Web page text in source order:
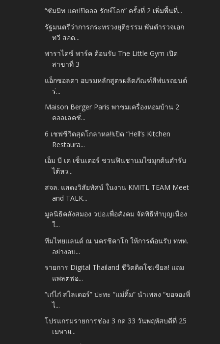
“ซัมมิท แคปปิตอล รักษ์โลก” ครั้งที่ 2 เพิ่มพื้นที่...
รัฐมนตรีว่าการกระทรวงยุติธรรม พันตํารวจเอก
ทวี สอด...
พาราไดซ์ พาร์ค ต้อนรับ The Little Gym เปิด
สาขาที่ 3
แอ็กซอลตา อบรมหลักสูตรผลิตภัณฑ์สีพ่นรถยนต์
ร่...
Maison Berger Paris พาชมเครื่องหอมบ้าน 2
คอลเลคชั่...
6 เชฟชีวิตสุดโกลาหล!!เปิด “Hell’s Kitchen
Restaura...
เอ็ม บี เค เซ็นเตอร์ ชวนฟินชานมไข่มุกต้นตำรับ
ไต้หว...
สจล. แสดงวิสัยทัศน์ ในงาน KMITL TEAM Meet
and TALK...
มูลนิธิคลังสมอง วปอ.เพื่อสังคม จัดพิธีทำบุญเนื่อง
ใ...
ทีมไทยแลนด์ ณ นครชิคาโก ให้การต้อนรับ ททท.
อย่างอบ...
รายการ Digital Thailand ชีวิตติดโซเชียล! แถม
แพลตฟอ...
“เก๋ไก๋ สไลเดอร์” ปะทะ “แม่คิ้ม” นำเพลง “ขอจองพี่
ไ...
โปรแกรมรายการช่อง 3 กด 33 วันพฤหัสบดีที่ 25
เมษาย...